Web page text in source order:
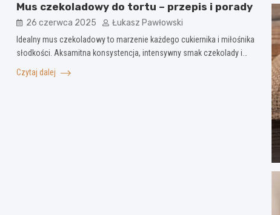
Mus czekoladowy do tortu – przepis i porady
26 czerwca 2025 Łukasz Pawłowski
Idealny mus czekoladowy to marzenie każdego cukiernika i miłośnika
słodkości. Aksamitna konsystencja, intensywny smak czekolady i…
Czytaj dalej